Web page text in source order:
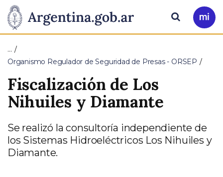
Presidencia
de
la
Nación
Pasar al contenido principal
Ir
a
Buscar
…
Organismo Regulador de Seguridad de Presas - ORSEP
Fiscalización de Los
Nihuiles y Diamante
Se realizó la consultoría independiente de
los Sistemas Hidroeléctricos Los Nihuiles y
Diamante.